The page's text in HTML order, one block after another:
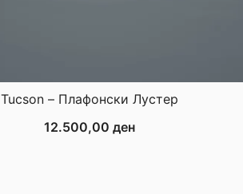
Tucson – Плафонски Лустер
12.500,00ден